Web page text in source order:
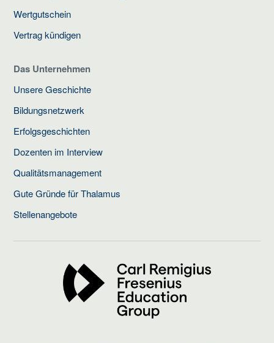
Wertgutschein
Vertrag kündigen
Das Unternehmen
Unsere Geschichte
Bildungsnetzwerk
Erfolgsgeschichten
Dozenten im Interview
Qualitätsmanagement
Gute Gründe für Thalamus
Stellenangebote